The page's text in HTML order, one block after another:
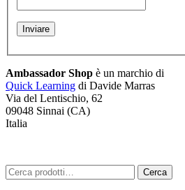
Ambassador Shop è un marchio di
Quick Learning di Davide Marras
Via del Lentischio, 62
09048 Sinnai (CA)
Italia
Cerca: Cerca